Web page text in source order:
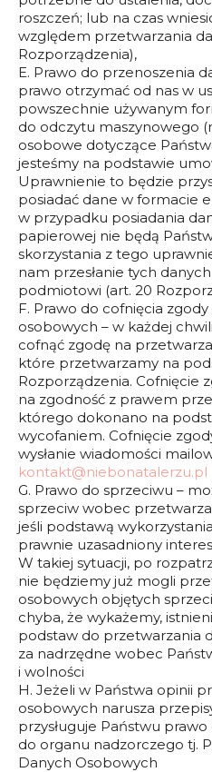
roszczeń; lub na czas
względem przetwarzania
Rozporządzenia),
E. Prawo do przenoszenia
prawo otrzymać od nas w
powszechnie używanym
do odczytu maszynowego
osobowe dotyczące
jesteśmy na podstawie
Uprawnienie to będzie
posiadać dane w formacie
w przypadku posiadania
papierowej nie będą
skorzystania z tego
nam przesłanie tych
podmiotowi (art. 20
F. Prawo do cofnięcia
osobowych – w każdej
cofnąć zgodę na
które przetwarzamy na
Rozporządzenia. Cofnięcie
na zgodność z prawem
którego dokonano na
wycofaniem. Cofnięcie
wysłanie wiadomości
kontakt@niebonatalerzu.pl
G. Prawo do sprzeciwu –
sprzeciw wobec
jeśli podstawą
prawnie uzasadniony
W takiej sytuacji, po
nie będziemy już mogli
osobowych objętych
chyba, że wykażemy,
podstaw do przetwarzania
za nadrzędne wobec
i wolności
H. Jeżeli w Państwa opinii
osobowych narusza
przysługuje Państwu
do organu nadzorczego tj.
Danych Osobowych